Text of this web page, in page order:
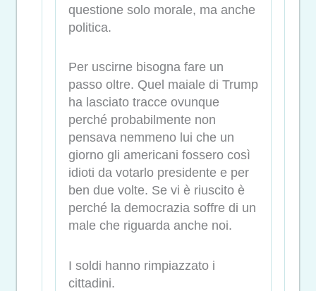
questione solo morale, ma anche
politica.
Per uscirne bisogna fare un
passo oltre. Quel maiale di Trump
ha lasciato tracce ovunque
perché probabilmente non
pensava nemmeno lui che un
giorno gli americani fossero così
idioti da votarlo presidente e per
ben due volte. Se vi è riuscito è
perché la democrazia soffre di un
male che riguarda anche noi.
I soldi hanno rimpiazzato i
cittadini.